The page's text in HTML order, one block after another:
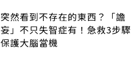
突然看到不存在的東西？「譫
妄」不只失智症有！急救3步驟
保護大腦當機